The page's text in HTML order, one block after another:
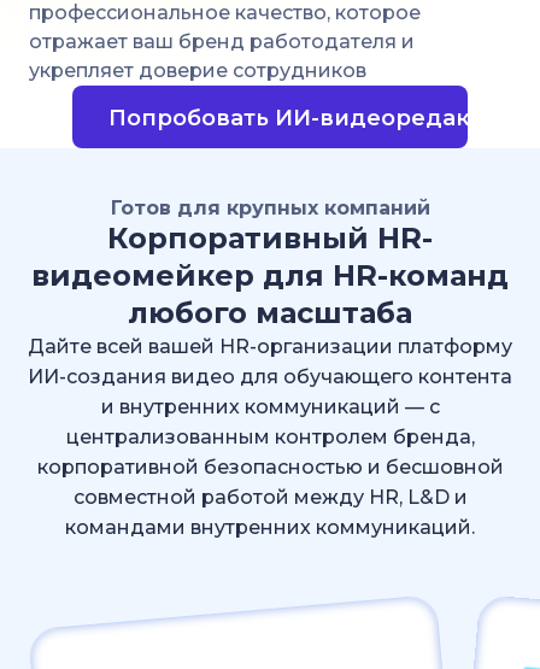
профессиональное качество, которое
отражает ваш бренд работодателя и
укрепляет доверие сотрудников
Попробовать ИИ-видеоредактор
Готов для крупных компаний
Корпоративный HR-
видеомейкер для HR-команд
любого масштаба
Дайте всей вашей HR-организации платформу
ИИ-создания видео для обучающего контента
и внутренних коммуникаций — с
централизованным контролем бренда,
корпоративной безопасностью и бесшовной
совместной работой между HR, L&D и
командами внутренних коммуникаций.